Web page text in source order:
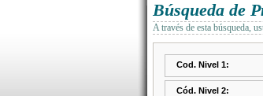
Búsqueda de
A través de esta búsqueda,
Cod. Nivel 1:
Cód. Nivel 2: